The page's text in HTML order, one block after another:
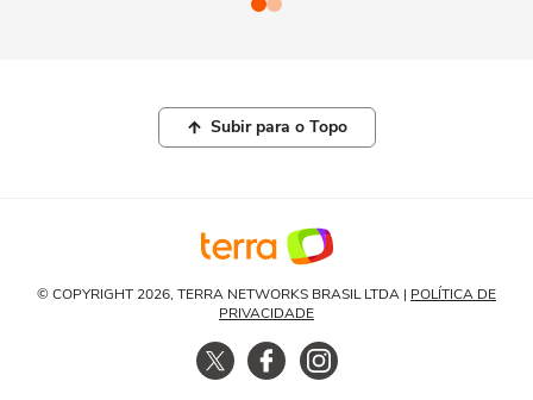
Subir para o Topo
© COPYRIGHT 2026, TERRA NETWORKS BRASIL LTDA | POLÍTICA DE
PRIVACIDADE